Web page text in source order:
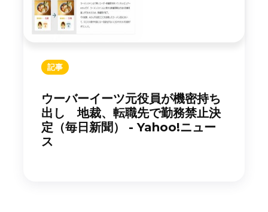
記事
ウーバーイーツ元役員が機密持ち
出し 地裁、転職先で勤務禁止決
定（毎日新聞） - Yahoo!ニュー
ス